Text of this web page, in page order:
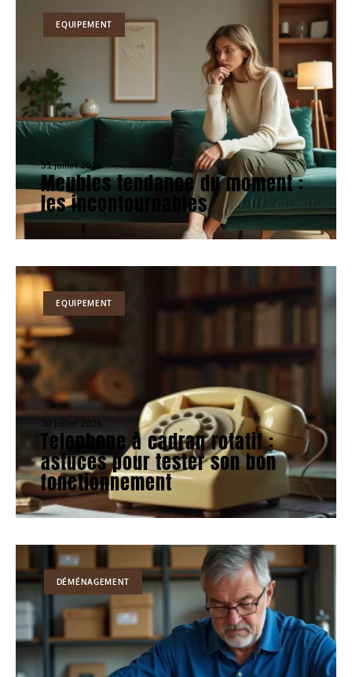
EQUIPEMENT
31 juillet 2026
Meubles tendance du moment :
les incontournables
EQUIPEMENT
30 juillet 2026
Telephone à cadran rotatif :
astuces pour tester son bon
fonctionnement
DÉMÉNAGEMENT